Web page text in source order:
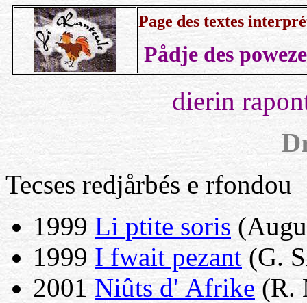
Page des textes
Pådje des
dierin
Tecses redjårbés e rfondou
1999 Li ptite soris
1999 I fwait pezant (G.
2001Niûts d' Afrike (R.